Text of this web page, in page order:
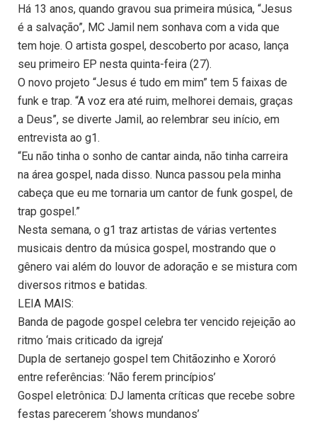
Há 13 anos, quando gravou sua primeira música, “Jesus
é a salvação”, MC Jamil nem sonhava com a vida que
tem hoje. O artista gospel, descoberto por acaso, lança
seu primeiro EP nesta quinta-feira (27).
O novo projeto “Jesus é tudo em mim” tem 5 faixas de
funk e trap. “A voz era até ruim, melhorei demais, graças
a Deus”, se diverte Jamil, ao relembrar seu início, em
entrevista ao g1.
“Eu não tinha o sonho de cantar ainda, não tinha carreira
na área gospel, nada disso. Nunca passou pela minha
cabeça que eu me tornaria um cantor de funk gospel, de
trap gospel.”
Nesta semana, o g1 traz artistas de várias vertentes
musicais dentro da música gospel, mostrando que o
gênero vai além do louvor de adoração e se mistura com
diversos ritmos e batidas.
LEIA MAIS:
Banda de pagode gospel celebra ter vencido rejeição ao
ritmo ‘mais criticado da igreja’
Dupla de sertanejo gospel tem Chitãozinho e Xororó
entre referências: ‘Não ferem princípios’
Gospel eletrônica: DJ lamenta críticas que recebe sobre
festas parecerem ‘shows mundanos’